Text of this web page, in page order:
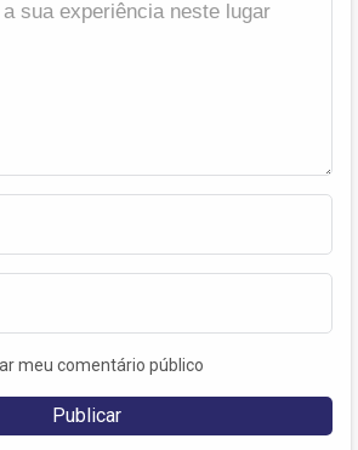
meu comentário público